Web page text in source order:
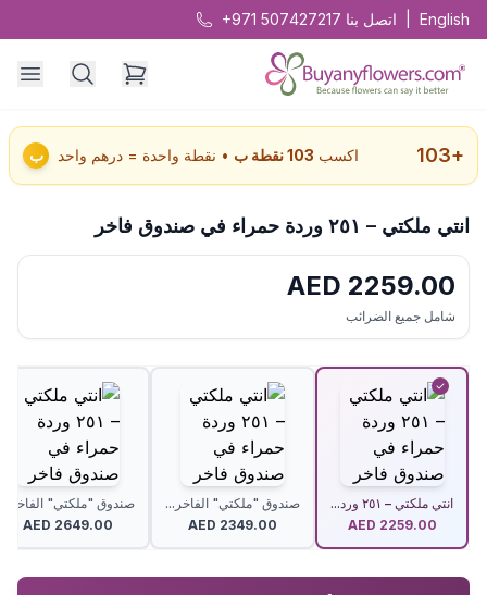
English اتصل بنا +971 507427217
+
103 اكسب 103نقطة ب • نقطة واحدة = درهم واحد ب
انتي ملكتي – ٢٥١ وردة حمراء في صندوق فاخر
2259.00
شامل جميع الضرائب
انتي ملكتي – ٢٥١ ورد...
AED 2259.00
صندوق "ملكتي" الفاخر...
AED 2349.00
صندوق "ملكتي" الفاخر...
AED 2649.00